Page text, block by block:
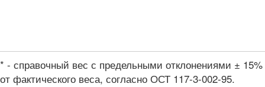
* - справочный вес с предельными отклонениями ± 15%
от фактического веса, согласно ОСТ 117-3-002-95.